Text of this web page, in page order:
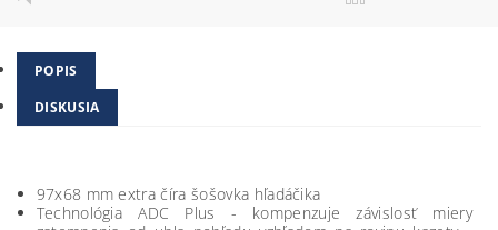
POPIS
DISKUSIA
97x68 mm extra číra šošovka hľadáčika
Technológia ADC Plus - kompenzuje závislosť miery